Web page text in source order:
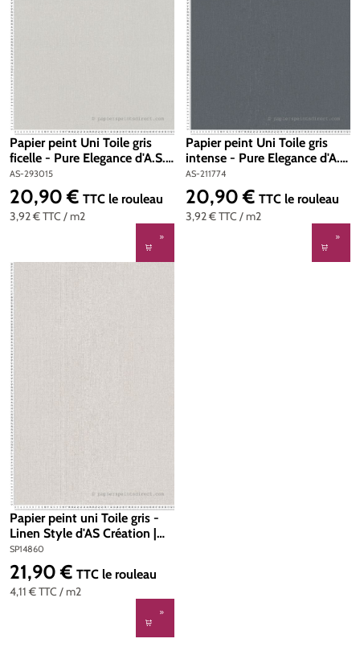
Papier peint Uni Toile gris
ficelle - Pure Elegance d'A.S.
Création | Réf. AS-293015
AS-293015
3,92 €TTC / m2
Prix régulier :
20,90 € TTC le rouleau
Papier peint Uni Toile gris
intense - Pure Elegance d'A.S.
Création | Réf. AS-211774
AS-211774
3,92 €TTC / m2
Prix régulier :
20,90 € TTC le rouleau
Papier peint uni Toile gris -
Linen Style d'AS Création |
Réf. SP14860
SP14860
4,11 €TTC / m2
Prix régulier :
21,90 € TTC le rouleau